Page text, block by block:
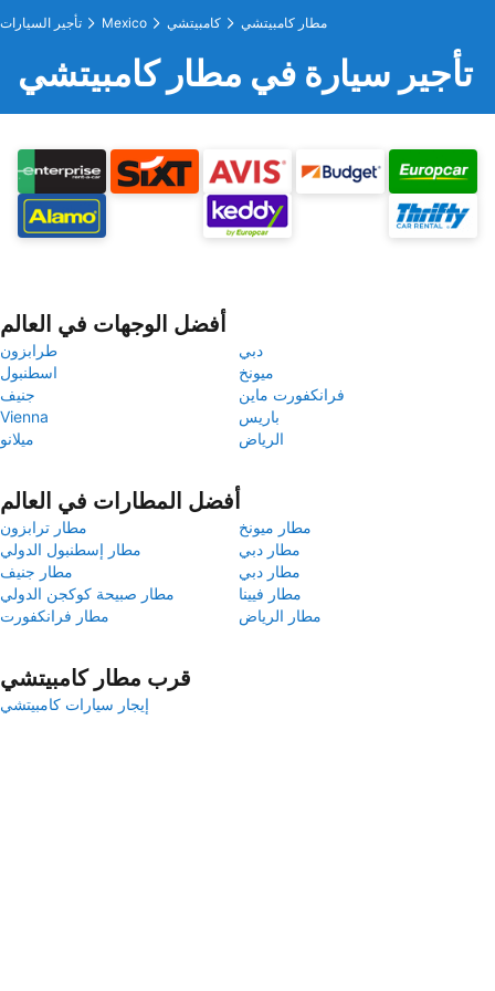
تأجير السيارات Mexico كامبيتشي مطار كامبيتشي
تأجير سيارة في مطار كامبيتشي
أفضل الوجهات في العالم
طرابزون
دبي
اسطنبول
ميونخ
جنيف
فرانكفورت ماين
Vienna
باريس
ميلانو
الرياض
أفضل المطارات في العالم
مطار ترابزون
مطار ميونخ
مطار إسطنبول الدولي
مطار دبي
مطار جنيف
مطار دبي
مطار صبيحة كوكجن الدولي
مطار فيينا
مطار فرانكفورت
مطار الرياض
قرب مطار كامبيتشي
إيجار سيارات كامبيتشي